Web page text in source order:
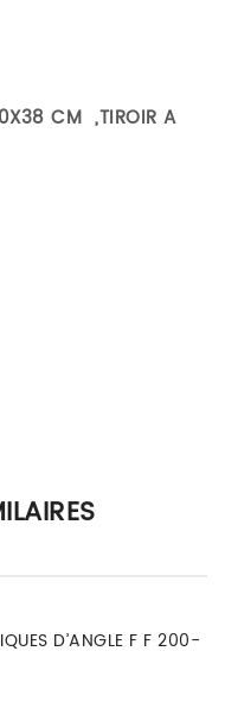
CM ,TIROIR A
D’ANGLE F F 200-